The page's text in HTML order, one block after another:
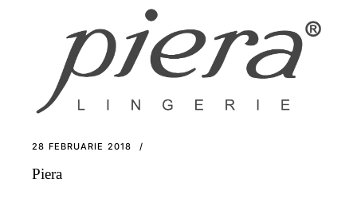
28 FEBRUARIE 2018
Piera